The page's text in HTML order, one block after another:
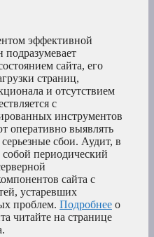
эффективной
сайта, его
страниц,
и отсутствием
с
инструментов
оперативно выявлять
сбои. Аудит, в
собой периодический
сайта с
устаревших
проблем. Подробнее о
читайте на странице